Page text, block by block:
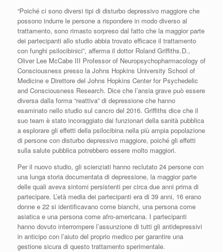
“Poiché ci sono diversi tipi di disturbo depressivo maggiore che
possono indurre le persone a rispondere in modo diverso al
trattamento, sono rimasto sorpreso dal fatto che la maggior parte
dei partecipanti allo studio abbia trovato efficace il trattamento
con funghi psilocibinici”, afferma il dottor Roland Griffiths.D.,
Oliver Lee McCabe III Professor of Neuropsychopharmacology of
Consciousness presso la Johns Hopkins University School of
Medicine e Direttore del Johns Hopkins Center for Psychedelic
and Consciousness Research. Dice che l’ansia grave può essere
diversa dalla forma “reattiva” di depressione che hanno
esaminato nello studio sul cancro del 2016. Griffiths dice che il
suo team è stato incoraggiato dai funzionari della sanità pubblica
a esplorare gli effetti della psilocibina nella più ampia popolazione
di persone con disturbo depressivo maggiore, poiché gli effetti
sulla salute pubblica potrebbero essere molto maggiori.
Per il nuovo studio, gli scienziati hanno reclutato 24 persone con
una lunga storia documentata di depressione, la maggior parte
delle quali aveva sintomi persistenti per circa due anni prima di
partecipare. L’età media dei partecipanti era di 39 anni, 16 erano
donne e 22 si identificavano come bianchi, una persona come
asiatica e una persona come afro-americana. I partecipanti
hanno dovuto interrompere l’assunzione di tutti gli antidepressivi
in anticipo con l’aiuto del proprio medico per garantire una
gestione sicura di questo trattamento sperimentale.